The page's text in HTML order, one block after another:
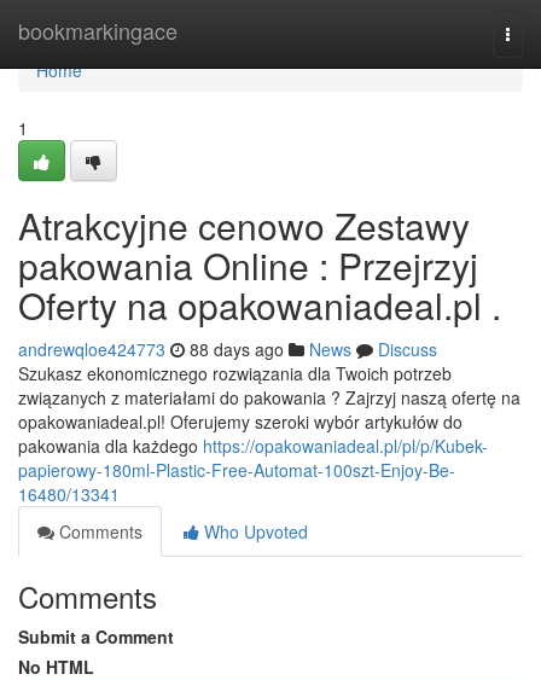
bookmarkingace
Home
Home
1
Atrakcyjne cenowo Zestawy
pakowania Online : Przejrzyj
Oferty na opakowaniadeal.pl .
andrewqloe424773 88 days ago News
Discuss
Szukasz ekonomicznego rozwiązania dla Twoich potrzeb
związanych z materiałami do pakowania ? Zajrzyj naszą ofertę na
opakowaniadeal.pl! Oferujemy szeroki wybór artykułów do
pakowania dla każdego https://opakowaniadeal.pl/pl/p/Kubek-
papierowy-180ml-Plastic-Free-Automat-100szt-Enjoy-Be-
16480/13341
Comments
Who Upvoted
Comments
Submit a Comment
No HTML